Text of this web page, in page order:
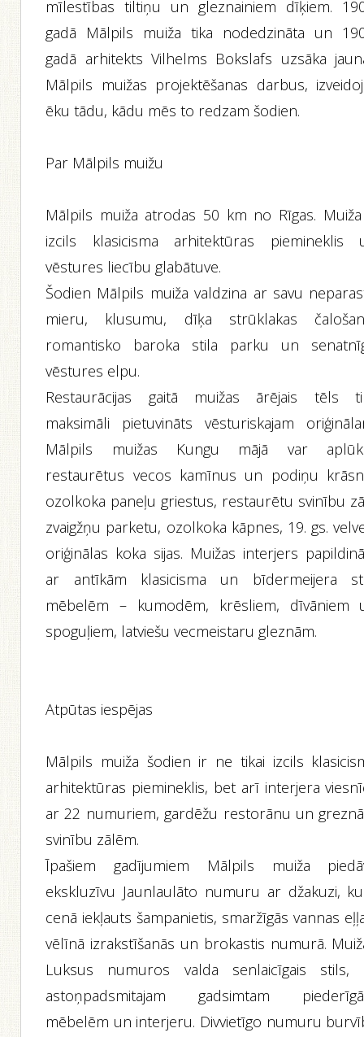
mīlestības tiltiņu un gleznainiem dīķiem.
gadā Mālpils muiža tika nodedzināta un
gadā arhitekts Vilhelms Bokslafs uzsāka
Mālpils muižas projektēšanas darbus,
ēku tādu, kādu mēs to redzam šodien.
Par Mālpils muižu
Mālpils muiža atrodas 50 km no Rīgas.
izcils klasicisma arhitektūras piemineklis
vēstures liecību glabātuve.
Šodien Mālpils muiža valdzina ar savu
mieru, klusumu, dīķa strūklakas
romantisko baroka stila parku un
vēstures elpu.
Restaurācijas gaitā muižas ārējais tēls
maksimāli pietuvināts vēsturiskajam
Mālpils muižas Kungu mājā var
restaurētus vecos kamīnus un podiņu
ozolkoka paneļu griestus, restaurētu svinību
zvaigžņu parketu, ozolkoka kāpnes, 19. gs.
oriģinālas koka sijas. Muižas interjers
ar antīkām klasicisma un bīdermeijera
mēbelēm – kumodēm, krēsliem, dīvāniem
spoguļiem, latviešu vecmeistaru gleznām.
Atpūtas iespējas
Mālpils muiža šodien ir ne tikai izcils
arhitektūras piemineklis, bet arī interjera
ar 22 numuriem, gardēžu restorānu un
svinību zālēm.
Īpašiem gadījumiem Mālpils muiža
ekskluzīvu Jaunlaulāto numuru ar džakuzi,
cenā iekļauts šampanietis, smaržīgās vannas
vēlīnā izrakstīšanās un brokastis numurā.
Luksus numuros valda senlaicīgais stils,
astoņpadsmitajam gadsimtam
mēbelēm un interjeru. Divvietīgo numuru